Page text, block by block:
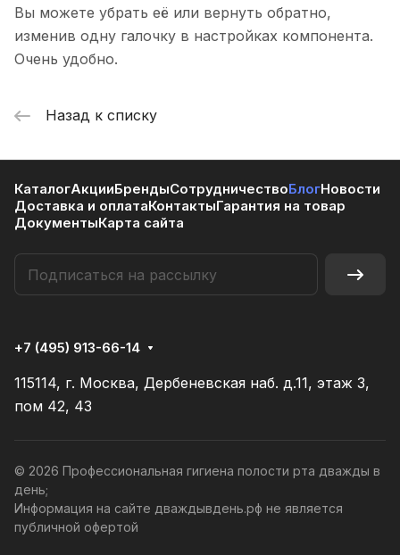
Вы можете убрать её или вернуть обратно,
изменив одну галочку в настройках компонента.
Очень удобно.
Назад к списку
КаталогАкцииБрендыСотрудничествоБлогНовости
Доставка и оплатаКонтактыГарантия на товар
ДокументыКарта сайта
+7 (495) 913-66-14
115114, г. Москва, Дербеневская наб. д.11, этаж 3,
пом 42, 43
© 2026 Профессиональная гигиена полости рта дважды в
день;
Информация на сайте дваждывдень.рф не является
публичной офертой